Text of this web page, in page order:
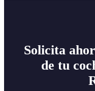
Solicita
de tu